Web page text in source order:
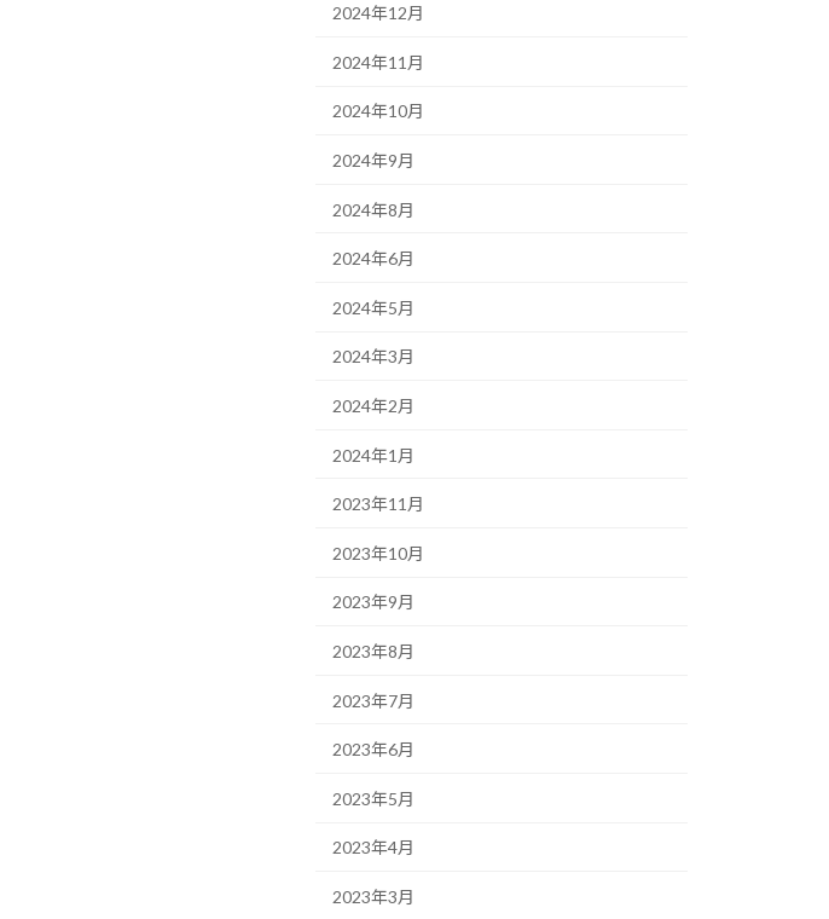
2024年12月
2024年11月
2024年10月
2024年9月
2024年8月
2024年6月
2024年5月
2024年3月
2024年2月
2024年1月
2023年11月
2023年10月
2023年9月
2023年8月
2023年7月
2023年6月
2023年5月
2023年4月
2023年3月